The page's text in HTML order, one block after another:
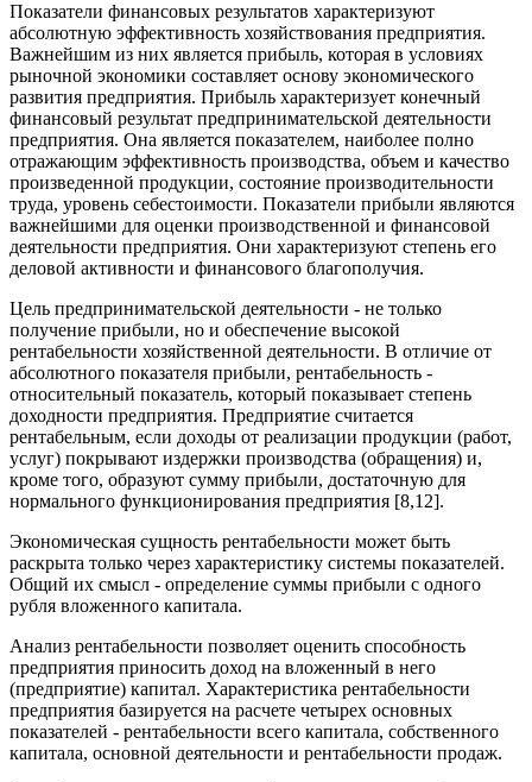
Показатели финансовых результатов характеризуют
абсолютную эффективность хозяйствования предприятия.
Важнейшим из них является прибыль, которая в условиях
рыночной экономики составляет основу экономического
развития предприятия. Прибыль характеризует конечный
финансовый результат предпринимательской деятельности
предприятия. Она является показателем, наиболее полно
отражающим эффективность производства, объем и качество
произведенной продукции, состояние производительности
труда, уровень себестоимости. Показатели прибыли являются
важнейшими для оценки производственной и финансовой
деятельности предприятия. Они характеризуют степень его
деловой активности и финансового благополучия.
Цель предпринимательской деятельности - не только
получение прибыли, но и обеспечение высокой
рентабельности хозяйственной деятельности. В отличие от
абсолютного показателя прибыли, рентабельность -
относительный показатель, который показывает степень
доходности предприятия. Предприятие считается
рентабельным, если доходы от реализации продукции (работ,
услуг) покрывают издержки производства (обращения) и,
кроме того, образуют сумму прибыли, достаточную для
нормального функционирования предприятия [8,12].
Экономическая сущность рентабельности может быть
раскрыта только через характеристику системы показателей.
Общий их смысл - определение суммы прибыли с одного
рубля вложенного капитала.
Анализ рентабельности позволяет оценить способность
предприятия приносить доход на вложенный в него
(предприятие) капитал. Характеристика рентабельности
предприятия базируется на расчете четырех основных
показателей - рентабельности всего капитала, собственного
капитала, основной деятельности и рентабельности продаж.